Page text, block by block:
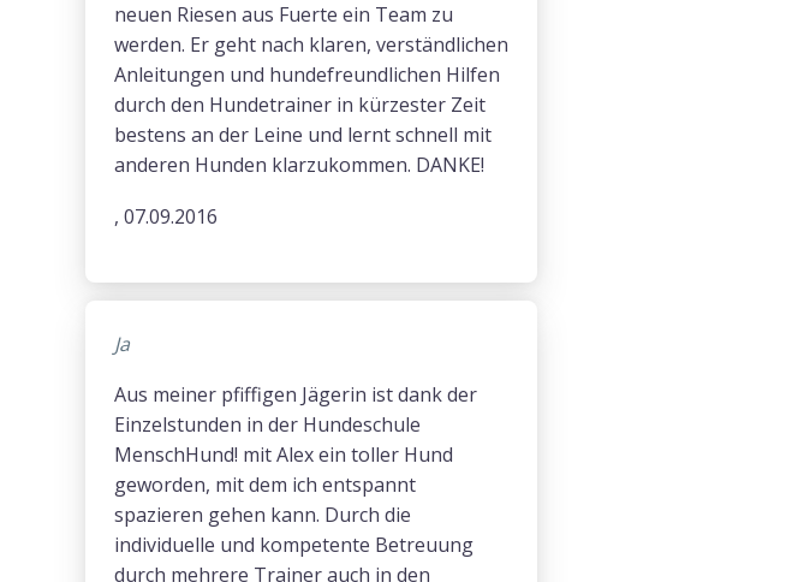
neuen Riesen aus Fuerte ein Team zu
werden. Er geht nach klaren, verständlichen
Anleitungen und hundefreundlichen Hilfen
durch den Hundetrainer in kürzester Zeit
bestens an der Leine und lernt schnell mit
anderen Hunden klarzukommen. DANKE!
, 07.09.2016
Ja
Aus meiner pfiffigen Jägerin ist dank der
Einzelstunden in der Hundeschule
MenschHund! mit Alex ein toller Hund
geworden, mit dem ich entspannt
spazieren gehen kann. Durch die
individuelle und kompetente Betreuung
durch mehrere Trainer auch in den